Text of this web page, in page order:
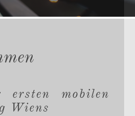
ersten mobilen
Wiens